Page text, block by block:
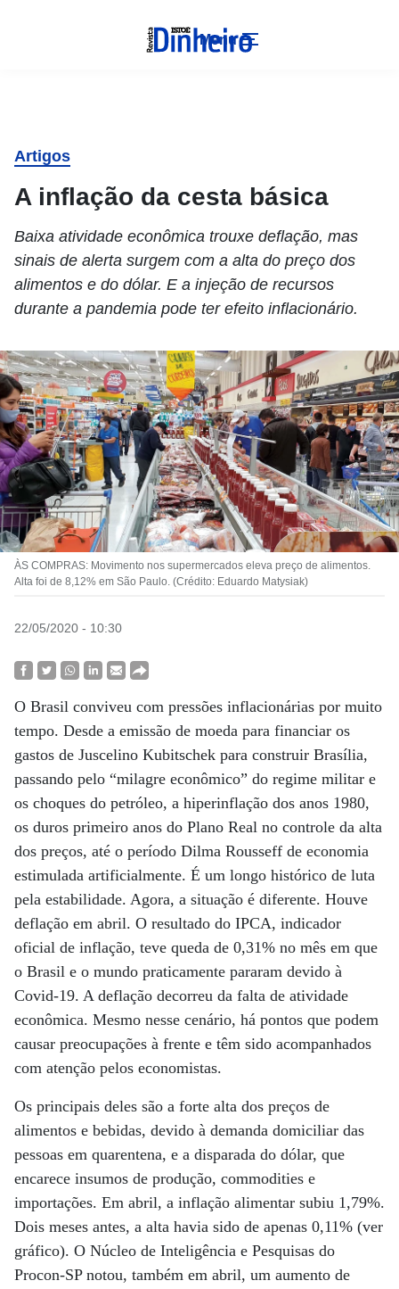
Menu
Artigos
A inflação da cesta básica
Baixa atividade econômica trouxe deflação, mas
sinais de alerta surgem com a alta do preço dos
alimentos e do dólar. E a injeção de recursos
durante a pandemia pode ter efeito inflacionário.
ÀS COMPRAS: Movimento nos supermercados eleva preço de alimentos.
Alta foi de 8,12% em São Paulo. (Crédito: Eduardo Matysiak)
22/05/2020 - 10:30
O Brasil conviveu com pressões inflacionárias por muito
tempo. Desde a emissão de moeda para financiar os
gastos de Juscelino Kubitschek para construir Brasília,
passando pelo “milagre econômico” do regime militar e
os choques do petróleo, a hiperinflação dos anos 1980,
os duros primeiro anos do Plano Real no controle da alta
dos preços, até o período Dilma Rousseff de economia
estimulada artificialmente. É um longo histórico de luta
pela estabilidade. Agora, a situação é diferente. Houve
deflação em abril. O resultado do IPCA, indicador
oficial de inflação, teve queda de 0,31% no mês em que
o Brasil e o mundo praticamente pararam devido à
Covid-19. A deflação decorreu da falta de atividade
econômica. Mesmo nesse cenário, há pontos que podem
causar preocupações à frente e têm sido acompanhados
com atenção pelos economistas.
Os principais deles são a forte alta dos preços de
alimentos e bebidas, devido à demanda domiciliar das
pessoas em quarentena, e a disparada do dólar, que
encarece insumos de produção, commodities e
importações. Em abril, a inflação alimentar subiu 1,79%.
Dois meses antes, a alta havia sido de apenas 0,11% (ver
gráfico). O Núcleo de Inteligência e Pesquisas do
Procon-SP notou, também em abril, um aumento de